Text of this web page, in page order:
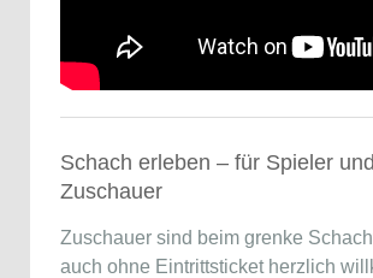
Schach erleben – für Spieler und
Zuschauer
Zuschauer sind beim grenke
auch ohne Eintrittsticket herzlich